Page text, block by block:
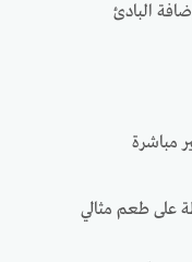
البادئ
مباشرة
على طعم مثالي